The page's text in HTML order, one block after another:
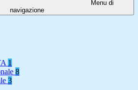
Menu di
navigazione
1
8
3